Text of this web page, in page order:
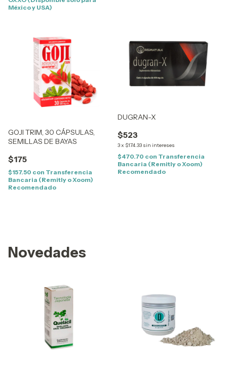
México y USA)
GOJI TRIM, 30 CÁPSULAS,
SEMILLAS DE BAYAS
$175
$157.50 con Transferencia
Bancaria (Remitly o Xoom)
Recomendado
DUGRAN-X
$523
3x $174.33 sin intereses
$470.70 con Transferencia
Bancaria (Remitly o Xoom)
Recomendado
Novedades